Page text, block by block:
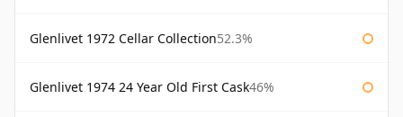
Glenlivet 1972 Cellar Collection52.3%
Glenlivet 1974 24 Year Old First Cask46%